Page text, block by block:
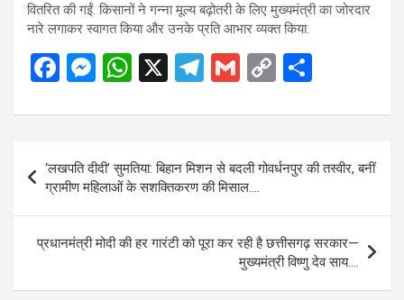
वितरित की गईं. किसानों ने गन्ना मूल्य बढ़ोतरी के लिए मुख्यमंत्री का जोरदार
नारे लगाकर स्वागत किया और उनके प्रति आभार व्यक्त किया.
F
ce
o
o
k
M
se
n
g
er
W
at
s
A
p
p
X
T
e
gr
a
m
G
ail
C
py
Li
n
k
ar
e
navigation
‘लखपति दीदी’ सुमतिया: बिहान मिशन से बदली गोवर्धनपुर की तस्वीर, बनीं
ग्रामीण महिलाओं के सशक्तिकरण की मिसाल….
प्रधानमंत्री मोदी की हर गारंटी को पूरा कर रही है छत्तीसगढ़ सरकार—
मुख्यमंत्री विष्णु देव साय….